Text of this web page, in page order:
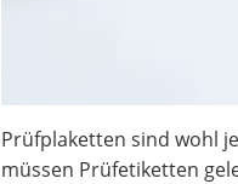
Prüfplaketten sind wohl
müssen Prüfetiketten